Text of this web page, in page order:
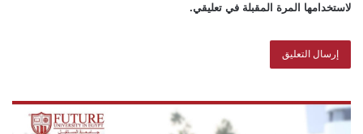
لاستخدامها المرة المقبلة في تعليقي.